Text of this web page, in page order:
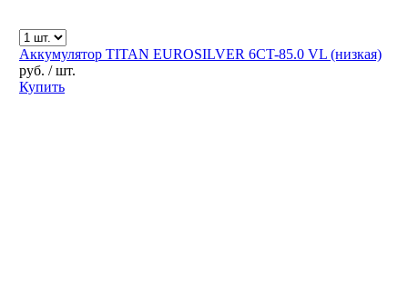
Аккумулятор TITAN EUROSILVER 6CT-85.0 VL (низкая)
руб. / шт.
Купить